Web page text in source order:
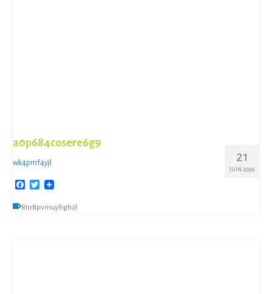
21
JUIN 2026
a0p684cosere6g9
wk4pmf4yjl
Facebook
Twitter
8nr8pvmuyhghzl